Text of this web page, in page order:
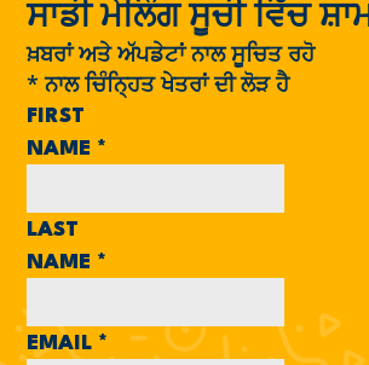
ਸਾਡੀ ਮੇਲਿੰਗ ਸੂਚੀ ਵਿੱਚ
ਖ਼ਬਰਾਂ ਅਤੇ ਅੱਪਡੇਟਾਂ ਨਾਲ ਸੂਚਿਤ ਰਹੋ
* ਨਾਲ ਚਿੰਨ੍ਹਿਤ ਖੇਤਰਾਂ ਦੀ ਲੋੜ ਹੈ
FIRST
NAME *
LAST
NAME *
EMAIL *